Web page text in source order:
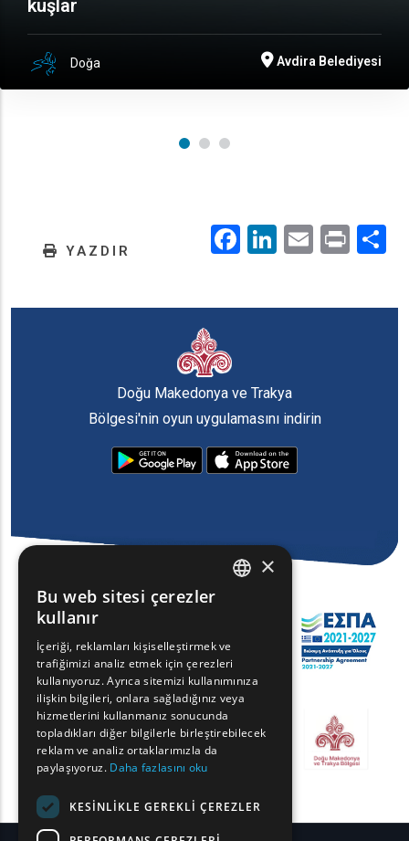
kuşlar
Doğa Avdira Belediyesi
YAZDIR Facebook
LinkedIn
EmailPrint
Doğu Makedonya ve Trakya
Bölgesi'nin oyun uygulamasını indirin
FRENCH
BULGARIAN
GERMAN
×
Bu web sitesi çerezler
kullanır
İçeriği, reklamları kişiselleştirmek ve
trafiğimizi analiz etmek için çerezleri
kullanıyoruz. Ayrıca sitemizi kullanımınıza
ilişkin bilgileri, onlara sağladığınız veya
hizmetlerini kullanmanız sonucunda
topladıkları diğer bilgilerle birleştirebilecek
reklam ve analiz ortaklarımızla da
paylaşıyoruz. Daha fazlasını oku
KESINLIKLE GEREKLI ÇEREZLER